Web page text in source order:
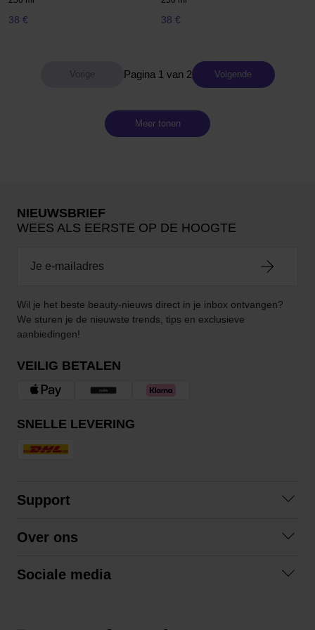
38 € 38 €
Pagina 1 van 2 Volgende
Meer tonen
NIEUWSBRIEF
WEES ALS EERSTE OP DE HOOGTE
Wil je het beste beauty-nieuws direct in je inbox ontvangen?
We sturen je de nieuwste trends, tips en exclusieve
aanbiedingen!
VEILIG BETALEN
SNELLE LEVERING
Support
Algemene voorwaarden
Over ons
Sociale media